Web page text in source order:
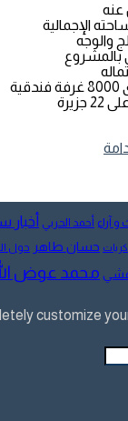
و آراء أحمد الحربي أخبار
حسان طاهر حول
محمد عوض
customize